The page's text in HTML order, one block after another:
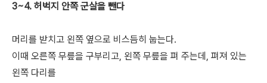
3~4. 허벅지 안쪽 군살을 뺀다
머리를 받치고 왼쪽 옆으로 비스듬히 눕는다.
이때 오른쪽 무릎을 구부리고, 왼쪽 무릎을 펴 주는데, 펴져 있는
왼쪽 다리를